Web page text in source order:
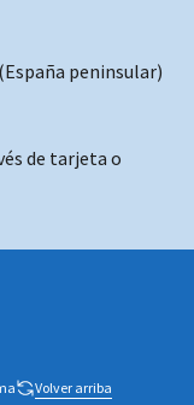
peninsular)
de tarjeta o
Volver arriba